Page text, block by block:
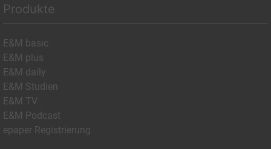
Produkte
E&M basic
E&M plus
E&M daily
E&M Studien
E&M TV
E&M Podcast
epaper Registrierung